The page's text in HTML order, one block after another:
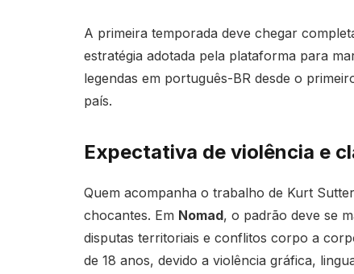
A primeira temporada deve chegar
estratégia adotada pela plataforma para
legendas em português-BR desde o
país.
Expectativa de violência e
Quem acompanha o trabalho de Kurt
chocantes. Em Nomad, o padrão deve se
disputas territoriais e conflitos corpo a
de 18 anos, devido a violência gráfica,